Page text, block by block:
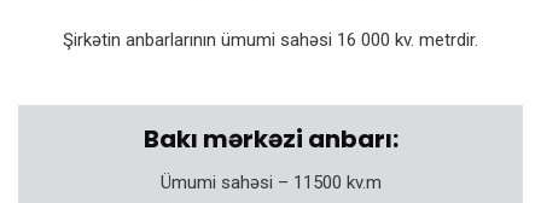
Şirkətin anbarlarının ümumi sahəsi 16 000 kv. metrdir.
Bakı mərkəzi anbarı:
Ümumi sahəsi – 11500 kv.m